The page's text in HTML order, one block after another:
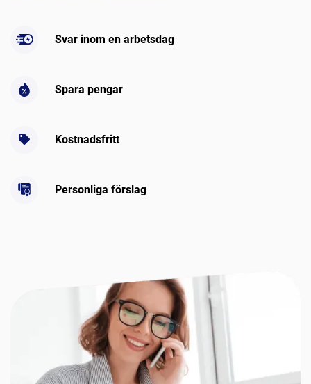
Svar inom en arbetsdag
Spara pengar
Kostnadsfritt
Personliga förslag